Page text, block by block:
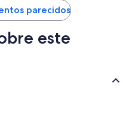
de
305 €
parecidos
este